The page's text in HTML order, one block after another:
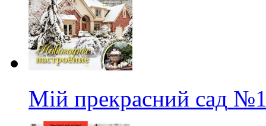
Мій прекрасний сад